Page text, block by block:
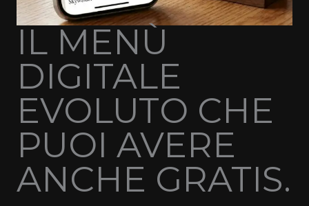
IL MENÙ
DIGITALE
EVOLUTO CHE
PUOI AVERE
ANCHE GRATIS.